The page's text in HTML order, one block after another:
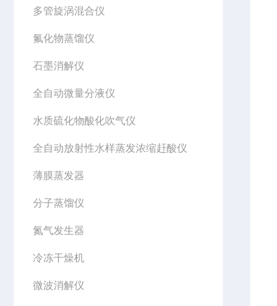
多管旋涡混合仪
氟化物蒸馏仪
石墨消解仪
全自动微量分液仪
水质硫化物酸化吹气仪
全自动放射性水样蒸发浓缩赶酸仪
薄膜蒸发器
分子蒸馏仪
氮气发生器
冷冻干燥机
微波消解仪